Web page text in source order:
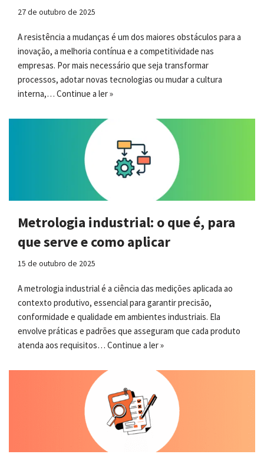
27 de outubro de 2025
A resistência a mudanças é um dos maiores obstáculos para a
inovação, a melhoria contínua e a competitividade nas
empresas. Por mais necessário que seja transformar
processos, adotar novas tecnologias ou mudar a cultura
interna,… Continue a ler »
Metrologia industrial: o que é, para
que serve e como aplicar
15 de outubro de 2025
A metrologia industrial é a ciência das medições aplicada ao
contexto produtivo, essencial para garantir precisão,
conformidade e qualidade em ambientes industriais. Ela
envolve práticas e padrões que asseguram que cada produto
atenda aos requisitos… Continue a ler »